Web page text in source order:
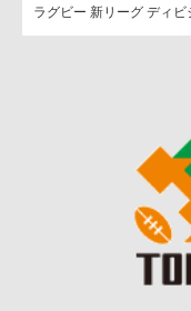
ラグビー 新リーグ ディビ